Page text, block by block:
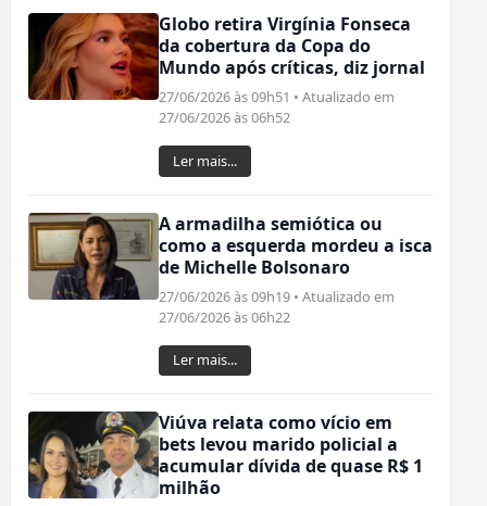
Globo retira Virgínia Fonseca
da cobertura da Copa do
Mundo após críticas, diz jornal
27/06/2026 às 09h51 • Atualizado em
27/06/2026 às 06h52
Ler mais...
A armadilha semiótica ou
como a esquerda mordeu a isca
de Michelle Bolsonaro
27/06/2026 às 09h19 • Atualizado em
27/06/2026 às 06h22
Ler mais...
Viúva relata como vício em
bets levou marido policial a
acumular dívida de quase R$ 1
milhão